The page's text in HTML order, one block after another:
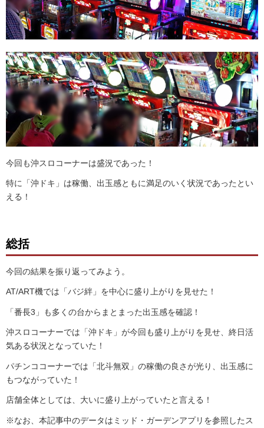
今回も沖スロコーナーは盛況であった！
特に「沖ドキ」は稼働、出玉感ともに満足のいく状況であったとい
える！
総括
今回の結果を振り返ってみよう。
AT/ART機では「バジ絆」を中心に盛り上がりを見せた！
「番長3」も多くの台からまとまった出玉感を確認！
沖スロコーナーでは「沖ドキ」が今回も盛り上がりを見せ、終日活
気ある状況となっていた！
パチンココーナーでは「北斗無双」の稼働の良さが光り、出玉感に
もつながっていた！
店舗全体としては、大いに盛り上がっていたと言える！
※なお、本記事中のデータは ミッド・ ガーデンアプリを参照したス